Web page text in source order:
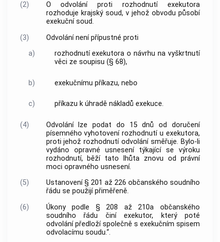
(2)
O odvolání proti rozhodnutí exekutora
rozhoduje krajský soud, v jehož obvodu působí
exekuční soud.
(3)
Odvolání není přípustné proti
a)
rozhodnutí exekutora o návrhu na vyškrtnutí
věci ze soupisu (§ 68),
b) exekučnímu příkazu, nebo
c) příkazu k úhradě nákladů exekuce.
(4)
Odvolání lze podat do 15 dnů od doručení
písemného vyhotovení rozhodnutí u exekutora,
proti jehož rozhodnutí odvolání směřuje. Bylo-li
vydáno opravné usnesení týkající se výroku
rozhodnutí, běží tato lhůta znovu od právní
moci opravného usnesení.
(5)
Ustanovení § 201 až 226 občanského soudního
řádu se použijí přiměřeně.
(6)
Úkony podle § 208 až 210a občanského
soudního řádu činí exekutor, který poté
odvolání předloží společně s exekučním spisem
odvolacímu soudu.“.